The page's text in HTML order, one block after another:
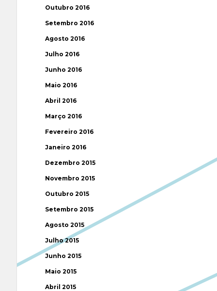
Outubro 2016
Setembro 2016
Agosto 2016
Julho 2016
Junho 2016
Maio 2016
Abril 2016
Março 2016
Fevereiro 2016
Janeiro 2016
Dezembro 2015
Novembro 2015
Outubro 2015
Setembro 2015
Agosto 2015
Julho 2015
Junho 2015
Maio 2015
Abril 2015